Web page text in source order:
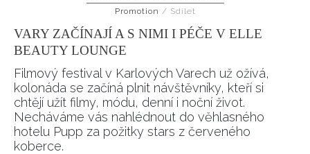
Promotion / Sdílet
VARY ZAČÍNAJÍ A S NIMI I PÉČE V ELLE
BEAUTY LOUNGE
Filmový festival v Karlových Varech už ožívá,
kolonáda se začíná plnit návštěvníky, kteří si
chtějí užít filmy, módu, denní i noční život.
Necháváme vás nahlédnout do věhlasného
hotelu Pupp za požitky stars z červeného
koberce.